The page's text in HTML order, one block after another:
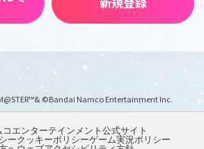
©Bandai Namco Entertainment Inc.
エンターテインメント公式サイト
ークッキーポリシーゲーム実況ポリシー